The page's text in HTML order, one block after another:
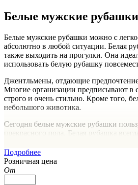
Белые мужские рубашки
Белые мужские рубашки можно с
абсолютно в любой ситуации. Белая
также выходить на прогулки. Она
использовать белую рубашку
Джентльмены, отдающие
Многие организации предписывают в
строго и очень стильно. Кроме того,
небольшого животика.
Сегодня белые мужские рубашки
прекрасного пола. Белая рубашка
“TIMFORTI”: вещи для
Подробнее
Розничная цена
От